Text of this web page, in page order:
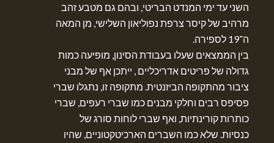
השני עד ימי המנדט הבריטי, ובהם גם מטבע זהב
מרהיב של קיסר צרפת נפוליאון השלישי, מן המאה
ה־19 לספירה.
בין הממצאים שעלו בעבודת הסינון, מופיעה כמות
גדולה של פריטים אדריכליים , ייתכן אף של מבני
ציבור מהתקופה הביזנטית. מתקופה זו, נתגלו שברי
פסיפס רבים וחלקי מבנים כמו שברי רעפים, שברי
כותרות קורינתיות, ואף שברי לוחות סורג של
כנסיות. שלא כמו השברים הארכיטקטוניים, שהיו